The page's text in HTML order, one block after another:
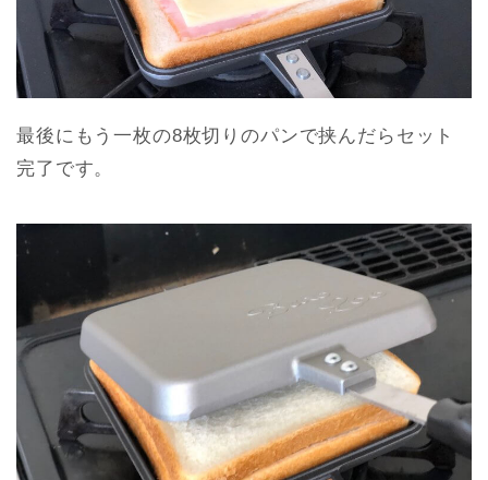
最後にもう一枚の8枚切りのパンで挟んだらセット
完了です。